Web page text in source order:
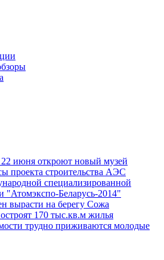
22 июня откроют новый музей
проекта строительства АЭС
специализированной
"Атомэкспо-Беларусь-2014"
вырасти на берегу Сожа
170 тыс.кв.м жилья
трудно приживаются молодые